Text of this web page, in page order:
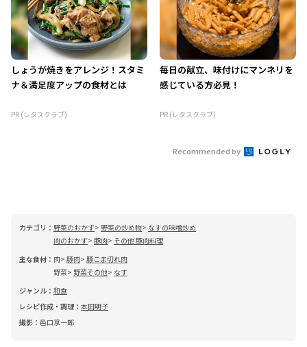
しょうが焼きをアレンジ！スタミ
ナ＆満足度アップの食材とは
PR (レタスクラブ)
毎日の献立、味付けにマンネリを
感じている方必見！
PR (レタスクラブ)
Recommended by
カテゴリ： 野菜のおかず 野菜の炒め物
なすの味噌炒め
肉のおかず 豚肉 その他 豚肉料理
主な食材： 肉 豚肉 豚こま切れ肉
野菜
野菜その他
なす
ジャンル： 和食
レシピ作成・調理： 本田明子
撮影： 邑口京一郎